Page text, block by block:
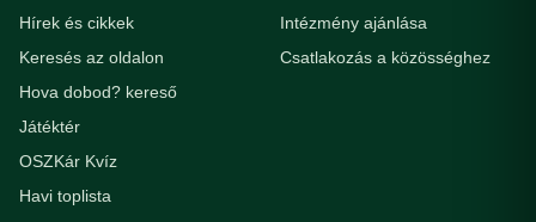
Hírek és cikkek
Keresés az oldalon
Hova dobod? kereső
Játéktér
OSZKár Kvíz
Havi toplista
Intézmény ajánlása
Csatlakozás a közösséghez